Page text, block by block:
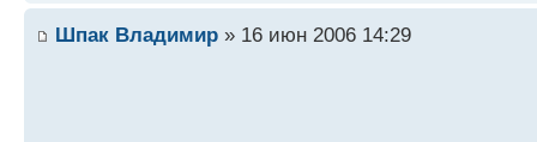
Шпак Владимир » 16 июн 2006 14:29